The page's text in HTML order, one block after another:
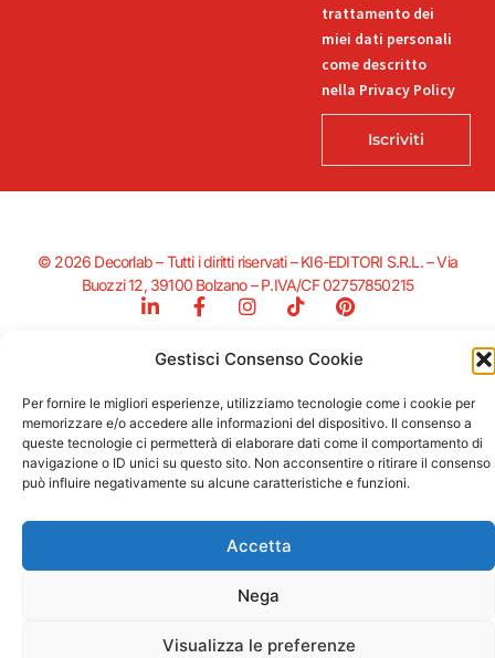
Gestisci Consenso Cookie
Per fornire le migliori esperienze, utilizziamo tecnologie come i cookie per
memorizzare e/o accedere alle informazioni del dispositivo. Il consenso a
queste tecnologie ci permetterà di elaborare dati come il comportamento di
navigazione o ID unici su questo sito. Non acconsentire o ritirare il consenso
può influire negativamente su alcune caratteristiche e funzioni.
Accetta
Nega
Visualizza le preferenze
trattamento dei
miei dati personali
come descritto
nella Privacy Policy
Iscriviti
© 2026 Decorlab – Tutti i diritti riservati – KI6-EDITORI S.R.L. – Via
Buozzi 12, 39100 Bolzano – P.IVA/CF 02757850215
L
k
d
i
n
-
i
F
a
e
o
o
k
-
f
I
t
g
r
a
m
T
t
k
P
t
r
e
s
t
Supportato dalla Provincia di Bolzano con ricerca e sviluppo Fascicolo
n. 71.06.2024.00548 Provvedimento concessivo: decreto del
12.11.2024, n. 18632/2024